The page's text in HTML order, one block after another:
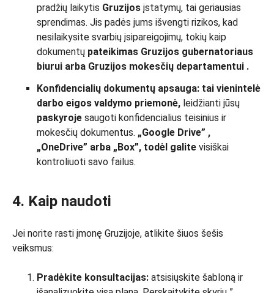
pradžių laikytis Gruzijos įstatymų, tai geriausias
sprendimas. Jis padės jums išvengti rizikos, kad
nesilaikysite svarbių įsipareigojimų, tokių kaip
dokumentų pateikimas Gruzijos gubernatoriaus
biurui arba Gruzijos mokesčių departamentui .
Konfidencialių dokumentų apsauga: tai vienintelė
darbo eigos valdymo priemonė, leidžianti jūsų
paskyroje saugoti konfidencialius teisinius ir
mokesčių dokumentus. „Google Drive” ,
„OneDrive” arba „Box”, todėl galite visiškai
kontroliuoti savo failus.
4. Kaip naudoti
Jei norite rasti įmonę Gruzijoje, atlikite šiuos šešis
veiksmus:
Pradėkite konsultacijas: atsisiųskite šabloną ir